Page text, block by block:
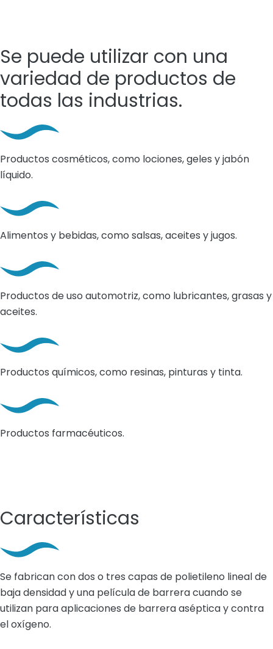
Se puede utilizar con una
variedad de productos de
todas las industrias.
Productos cosméticos, como lociones, geles y jabón
líquido.
Alimentos y bebidas, como salsas, aceites y jugos.
Productos de uso automotriz, como lubricantes, grasas y
aceites.
Productos químicos, como resinas, pinturas y tinta.
Productos farmacéuticos.
Características
Se fabrican con dos o tres capas de polietileno lineal de
baja densidad y una película de barrera cuando se
utilizan para aplicaciones de barrera aséptica y contra
el oxígeno.